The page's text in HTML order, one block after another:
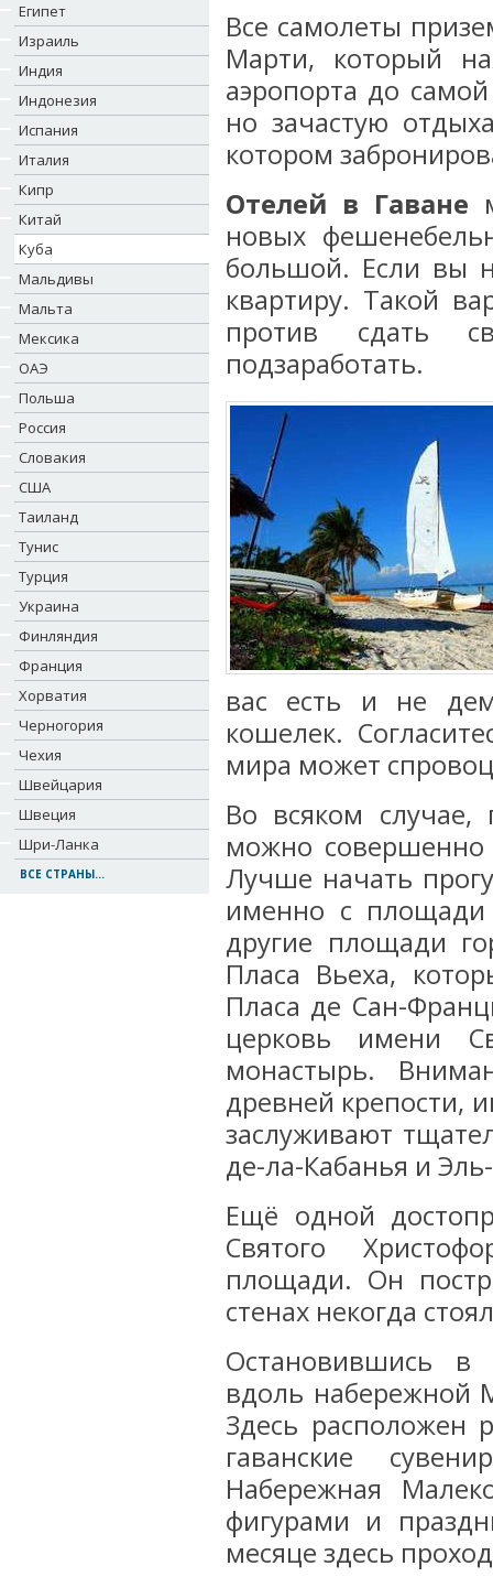
Египет
Израиль
Индия
Индонезия
Испания
Италия
Кипр
Китай
Куба
Мальдивы
Мальта
Мексика
ОАЭ
Польша
Россия
Словакия
США
Таиланд
Тунис
Турция
Украина
Финляндия
Франция
Хорватия
Черногория
Чехия
Швейцария
Швеция
Шри-Ланка
ВСЕ СТРАНЫ...
Все самолеты
Марти, который
аэропорта до
но зачастую
котором
Отелей в Гаване
новых
большой. Если вы
квартиру. Такой
против сдать
подзаработать.
вас есть и не
кошелек.
мира может
Во всяком случае,
можно совершенно
Лучше начать
именно с площади
другие площади
Пласа Вьеха,
Пласа де Сан-
церковь имени
монастырь.
древней крепости,
заслуживают
де-ла-Кабанья и
Ещё одной
Святого
площади. Он
стенах некогда
Остановившись в
вдоль набережной
Здесь расположен
гаванские
Набережная
фигурами и
месяце здесь